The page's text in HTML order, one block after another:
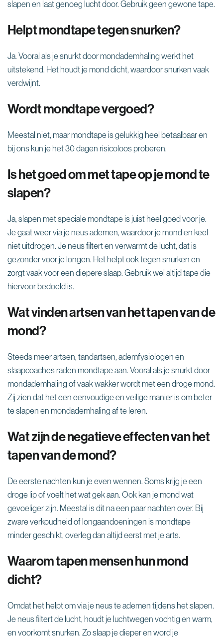
slapen en laat genoeg lucht door. Gebruik geen gewone tape.
Helpt mondtape tegen snurken?
Ja. Vooral als je snurkt door mondademhaling werkt het
uitstekend. Het houdt je mond dicht, waardoor snurken vaak
verdwijnt.
Wordt mondtape vergoed?
Meestal niet, maar mondtape is gelukkig heel betaalbaar en
bij ons kun je het 30 dagen risicoloos proberen.
Is het goed om met tape op je mond te
slapen?
Ja, slapen met speciale mondtape is juist heel goed voor je.
Je gaat weer via je neus ademen, waardoor je mond en keel
niet uitdrogen. Je neus filtert en verwarmt de lucht, dat is
gezonder voor je longen. Het helpt ook tegen snurken en
zorgt vaak voor een diepere slaap. Gebruik wel altijd tape die
hiervoor bedoeld is.
Wat vinden artsen van het tapen van de
mond?
Steeds meer artsen, tandartsen, ademfysiologen en
slaapcoaches raden mondtape aan. Vooral als je snurkt door
mondademhaling of vaak wakker wordt met een droge mond.
Zij zien dat het een eenvoudige en veilige manier is om beter
te slapen en mondademhaling af te leren.
Wat zijn de negatieve effecten van het
tapen van de mond?
De eerste nachten kun je even wennen. Soms krijg je een
droge lip of voelt het wat gek aan. Ook kan je mond wat
gevoeliger zijn. Meestal is dit na een paar nachten over. Bij
zware verkoudheid of longaandoeningen is mondtape
minder geschikt, overleg dan altijd eerst met je arts.
Waarom tapen mensen hun mond
dicht?
Omdat het helpt om via je neus te ademen tijdens het slapen.
Je neus filtert de lucht, houdt je luchtwegen vochtig en warm,
en voorkomt snurken. Zo slaap je dieper en word je